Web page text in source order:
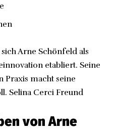
Arne Schönfeld als
etabliert. Seine
Praxis macht seine
Selina Cerci Freund
von Arne